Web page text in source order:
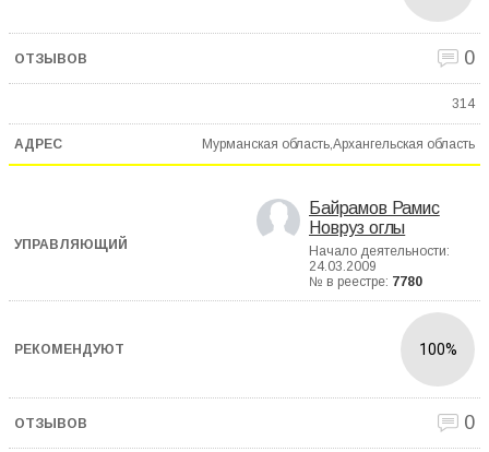
0
314
Мурманская область,Архангельская область
Байрамов Рамис
Новруз оглы
Начало деятельности:
24.03.2009
№ в реестре: 7780
100%
0